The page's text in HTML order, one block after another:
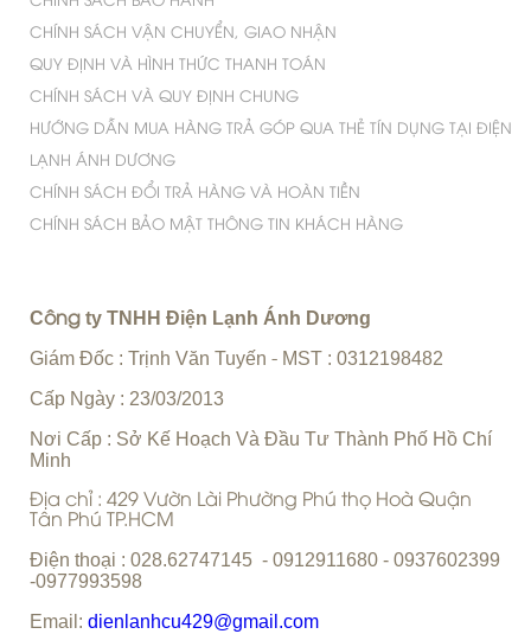
DỊCH VỤ SỬA MÁY GIẶT UY TÍN HÀNG ĐẦU
CHÍNH SÁCH CÔNG TY
CHÍNH SÁCH VỀ QUY TRÌNH XỬ LÝ KHIẾU NẠI
CHÍNH SÁCH BẢO HÀNH
CHÍNH SÁCH VẬN CHUYỂN, GIAO NHẬN
HƯỚNG DẪN MUA HÀNG TRẢ GÓP QUA THẺ TÍN DỤNG TẠI ĐIỆN
CHÍNH SÁCH BẢO MẬT THÔNG TIN KHÁCH HÀNG
Công ty TNHH Điện Lạnh Ánh Dương
Cấp Ngày : 23/03/2013
Nơi Cấp : Sở Kế Hoạch Và Đầu Tư Thành Phố Hồ Chí